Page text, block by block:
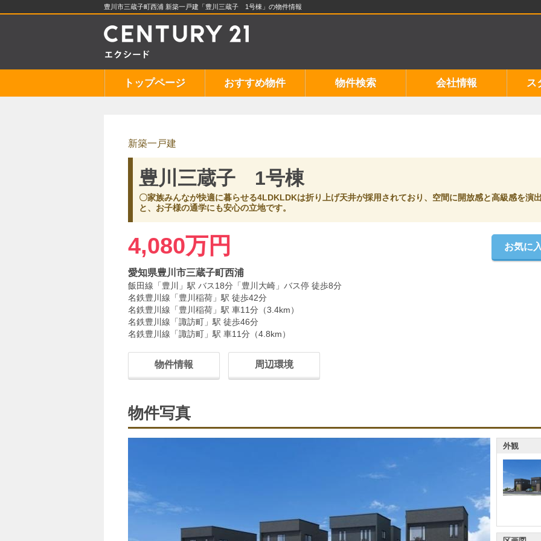
豊川市三蔵子町西浦 新築一戸建「豊川三蔵子 1号棟」の物件情報
トップページ おすすめ物件 物件検索 会社情報 ス
新築一戸建
豊川三蔵子 1号棟
〇家族みんなが快適に暮らせる4LDKLDKは折り上げ天井が採用されており、空間に開放感と高級感を
と、お子様の通学にも安心の立地です。
4,080万円 お気に
愛知県豊川市三蔵子町西浦
飯田線「豊川」駅 バス18分「豊川大崎」バス停 徒歩8分
名鉄豊川線「豊川稲荷」駅 徒歩42分
名鉄豊川線「豊川稲荷」駅 車11分（3.4km）
名鉄豊川線「諏訪町」駅 徒歩46分
名鉄豊川線「諏訪町」駅 車11分（4.8km）
物件情報 周辺環境
物件写真
外観